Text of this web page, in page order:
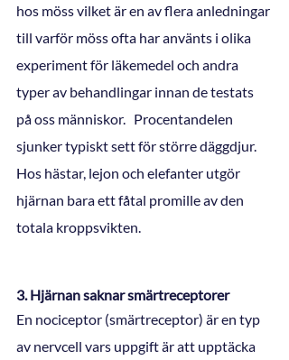
hos möss vilket är en av flera anledningar
till varför möss ofta har använts i olika
experiment för läkemedel och andra
typer av behandlingar innan de testats
på oss människor.   Procentandelen
sjunker typiskt sett för större däggdjur.
Hos hästar, lejon och elefanter utgör
hjärnan bara ett fåtal promille av den
totala kroppsvikten.
3. Hjärnan saknar smärtreceptorer
En nociceptor (smärtreceptor) är en typ
av nervcell vars uppgift är att upptäcka